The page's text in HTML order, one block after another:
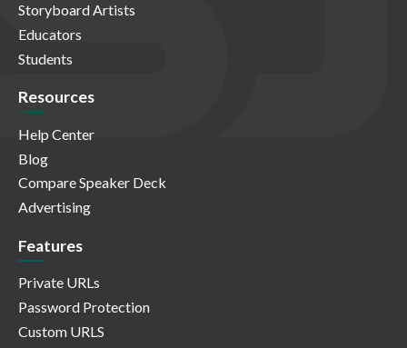
Storyboard Artists
Educators
Students
Resources
Help Center
Blog
Compare Speaker Deck
Advertising
Features
Private URLs
Password Protection
Custom URLS